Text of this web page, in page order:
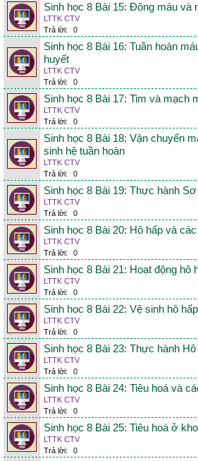
Sinh học 8 Bài 15: Đông máu và
LTTK CTV
Trả lời:
0
Sinh học 8 Bài 16: Tuần hoàn
huyết
LTTK CTV
Trả lời:
0
Sinh học 8 Bài 17: Tim và mạch
LTTK CTV
Trả lời:
0
Sinh học 8 Bài 18: Vận chuyển
sinh hệ tuần hoàn
LTTK CTV
Trả lời:
0
Sinh học 8 Bài 19: Thực hành
LTTK CTV
Trả lời:
0
Sinh học 8 Bài 20: Hô hấp và
LTTK CTV
Trả lời:
0
Sinh học 8 Bài 21: Hoạt động hô
LTTK CTV
Trả lời:
0
Sinh học 8 Bài 22: Vệ sinh hô hấp
LTTK CTV
Trả lời:
0
Sinh học 8 Bài 23: Thực hành
LTTK CTV
Trả lời:
0
Sinh học 8 Bài 24: Tiêu hoá và
LTTK CTV
Trả lời:
0
Sinh học 8 Bài 25: Tiêu hoá ở
LTTK CTV
Trả lời:
0